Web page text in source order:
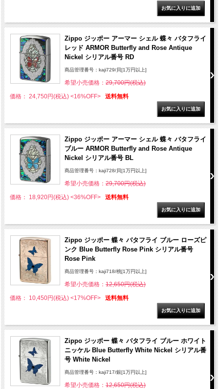
Zippo ジッポー アーマー シェル 蝶々 バタフライ
レッド ARMOR Butterfly and Rose Antique
Nickel シリアル番号 RD
商品管理番号：kaji729/貝[1万円以上]
希望小売価格： 29,700円(税込)
価格： 24,750円(税込) <16%OFF> 送料無料
Zippo ジッポー アーマー シェル 蝶々 バタフライ
ブルー ARMOR Butterfly and Rose Antique
Nickel シリアル番号 BL
商品管理番号：kaji728/貝[1万円以上]
希望小売価格： 29,700円(税込)
価格： 18,920円(税込) <36%OFF> 送料無料
Zippo ジッポー 蝶々 バタフライ ブルー ローズピ
ンク Blue Butterfly Rose Pink シリアル番号
Rose Pink
商品管理番号：kaji718/桃[1万円以上]
希望小売価格： 12,650円(税込)
価格： 10,450円(税込) <17%OFF> 送料無料
Zippo ジッポー 蝶々 バタフライ ブルー ホワイト
ニッケル Blue Butterfly White Nickel シリアル番
号 White Nickel
商品管理番号：kaji717/銀[1万円以上]
希望小売価格： 12,650円(税込)